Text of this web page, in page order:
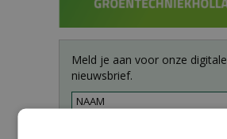
Meld je aan voor onze digitale
nieuwsbrief.